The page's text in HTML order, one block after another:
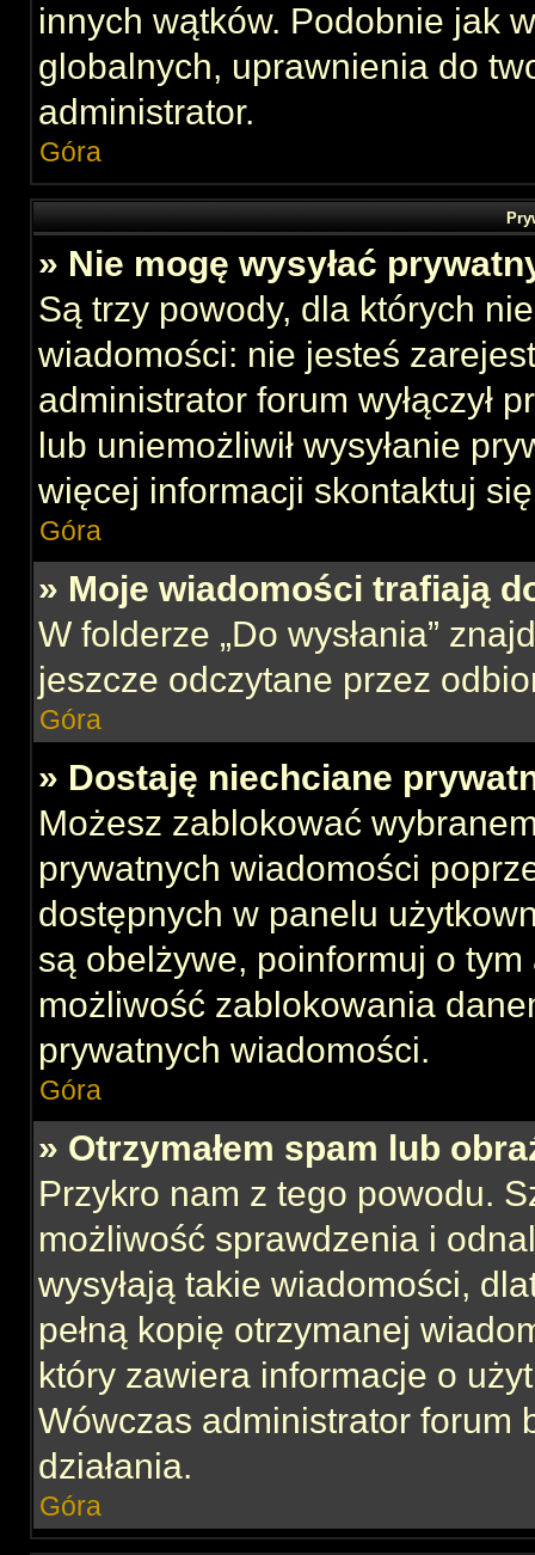
innych wątków. Podobnie jak
globalnych, uprawnienia do
administrator.
Góra
» Nie mogę wysyłać
Są trzy powody, dla których
wiadomości: nie jesteś
administrator forum wyłączył
lub uniemożliwił wysyłanie
więcej informacji skontaktuj
Góra
» Moje wiadomości trafiają
W folderze „Do wysłania”
jeszcze odczytane przez
Góra
» Dostaję niechciane
Możesz zablokować
prywatnych wiadomości
dostępnych w panelu
są obelżywe, poinformuj o
możliwość zablokowania
prywatnych wiadomości.
Góra
» Otrzymałem spam lub
Przykro nam z tego powodu.
możliwość sprawdzenia i
wysyłają takie wiadomości,
pełną kopię otrzymanej
który zawiera informacje o
Wówczas administrator forum
działania.
Góra